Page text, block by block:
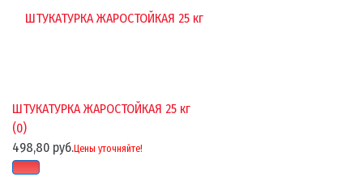
ШТУКАТУРКА ЖАРОСТОЙКАЯ 25 кг
(0)
498,80 руб.Цены уточняйте!